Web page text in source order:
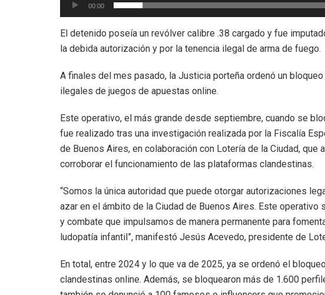
00:00
El detenido poseía un revólver calibre .38 cargado y fue
la debida autorización y por la tenencia ilegal de arma de fuego.
A finales del mes pasado, la Justicia porteña ordenó un
ilegales de juegos de apuestas online.
Este operativo, el más grande desde septiembre, cuando se
fue realizado tras una investigación realizada por la Fiscalía
de Buenos Aires, en colaboración con Lotería de la Ciudad, que
corroborar el funcionamiento de las plataformas clandestinas.
“Somos la única autoridad que puede otorgar autorizaciones
azar en el ámbito de la Ciudad de Buenos Aires. Este
y combate que impulsamos de manera permanente para
ludopatía infantil”, manifestó Jesús Acevedo, presidente de
En total, entre 2024 y lo que va de 2025, ya se ordenó el
clandestinas online. Además, se bloquearon más de 1.600